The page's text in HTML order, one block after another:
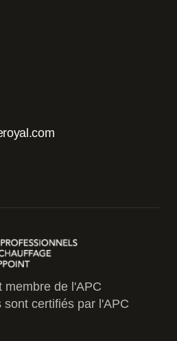
membre de l'APC
sont certifiés par l'APC